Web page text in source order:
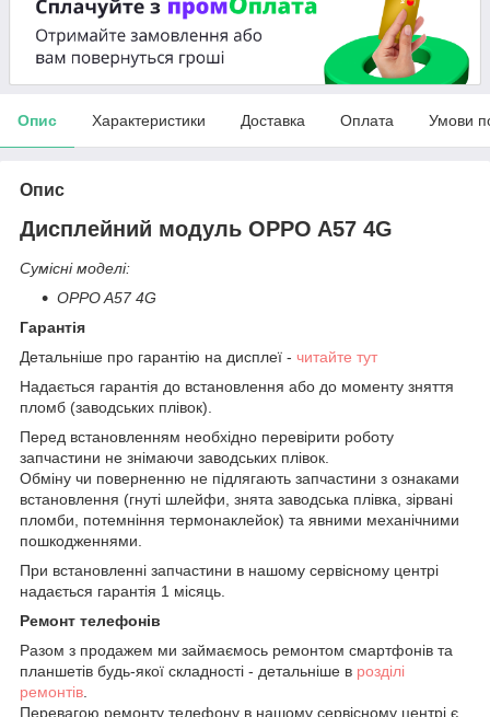
Опис Характеристики Доставка Оплата Умови
Опис
Дисплейний модуль OPPO A57 4G
Сумісні моделі:
OPPO A57 4G
Гарантія
Детальніше про гарантію на дисплеї - читайте тут
Надається гарантія до встановлення або до моменту зняття
пломб (заводських плівок).
Перед встановленням необхідно перевірити роботу
запчастини не знімаючи заводських плівок.
Обміну чи поверненню не підлягають запчастини з ознаками
встановлення (гнуті шлейфи, знята заводська плівка, зірвані
пломби, потемніння термонаклейок) та явними механічними
пошкодженнями.
При встановленні запчастини в нашому сервісному центрі
надається гарантія 1 місяць.
Ремонт телефонів
Разом з продажем ми займаємось ремонтом смартфонів та
планшетів будь-якої складності - детальніше в розділі
ремонтів
Перевагою ремонту телефону в нашому сервісному центрі є